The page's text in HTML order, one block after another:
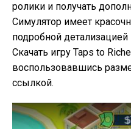
ролики и получать
Симулятор имеет
подробной
Скачать игру Taps to
воспользовавшись
ссылкой.